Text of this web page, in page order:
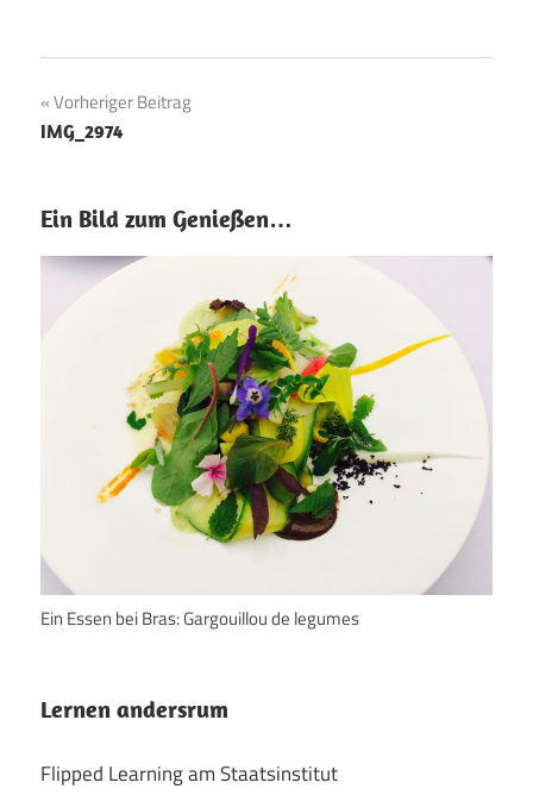
Beitragsnavigation
Vorheriger Beitrag
IMG_2974
Ein Bild zum Genießen…
Ein Essen bei Bras: Gargouillou de legumes
Lernen andersrum
Flipped Learning am Staatsinstitut